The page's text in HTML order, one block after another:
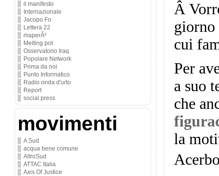
il manifesto
Internazionale
Jacopo Fo
Lettera 22
maperÃ²
Melting pot
Osservatorio Iraq
Popolare Network
Prima da noi
Punto Informatico
Radio onda d'urto
Report
social press
movimenti
A Sud
acqua bene comune
AltroSud
ATTAC Italia
Axis Of Justice
Â
giorno
cui
Per
a suo
che
la